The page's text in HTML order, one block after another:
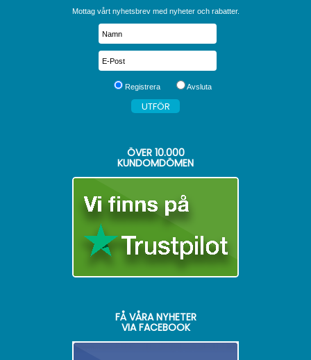
Mottag vårt nyhetsbrev med nyheter och rabatter.
Registrera Avsluta
ÖVER 10.000
KUNDOMDÖMEN
FÅ VÅRA NYHETER
VIA FACEBOOK